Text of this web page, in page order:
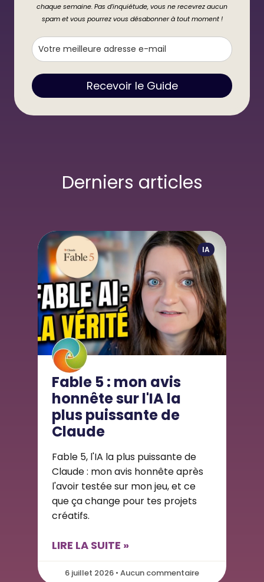
chaque semaine. Pas d’inquiétude, vous ne recevrez aucun
spam et vous pourrez vous désabonner à tout moment !
Recevoir le Guide
Derniers articles
IA
Fable 5 : mon avis
honnête sur l'IA la
plus puissante de
Claude
Fable 5, l'IA la plus puissante de
Claude : mon avis honnête après
l'avoir testée sur mon jeu, et ce
que ça change pour tes projets
créatifs.
LIRE LA SUITE »
6 juillet 2026 • Aucun commentaire